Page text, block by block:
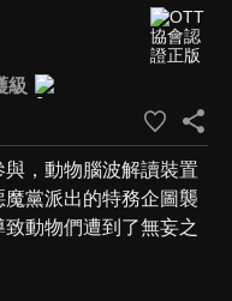
級
，動物腦波解讀裝置
黨派出的特務企圖襲
動物們遭到了無妄之